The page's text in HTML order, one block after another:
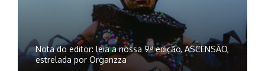
Nota do editor: leia a nossa 9ª edição, ASCENSÃO,
estrelada por Organzza